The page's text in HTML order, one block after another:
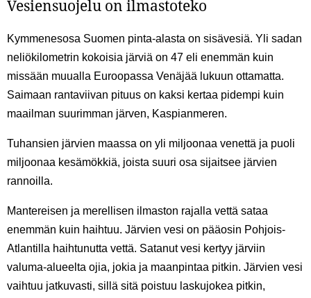
Vesiensuojelu on ilmastoteko
Kymmenesosa Suomen pinta-alasta on sisävesiä. Yli sadan
neliökilometrin kokoisia järviä on 47 eli enemmän kuin
missään muualla Euroopassa Venäjää lukuun ottamatta.
Saimaan rantaviivan pituus on kaksi kertaa pidempi kuin
maailman suurimman järven, Kaspianmeren.
Tuhansien järvien maassa on yli miljoonaa venettä ja puoli
miljoonaa kesämökkiä, joista suuri osa sijaitsee järvien
rannoilla.
Mantereisen ja merellisen ilmaston rajalla vettä sataa
enemmän kuin haihtuu. Järvien vesi on pääosin Pohjois-
Atlantilla haihtunutta vettä. Satanut vesi kertyy järviin
valuma-alueelta ojia, jokia ja maanpintaa pitkin. Järvien vesi
vaihtuu jatkuvasti, sillä sitä poistuu laskujokea pitkin,